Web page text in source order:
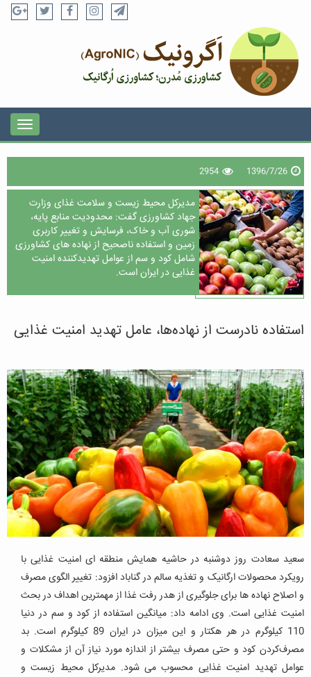
1396/7/26
2954
مدیرکل محیط زیست و سلامت غذای وزارت
جهاد کشاورزی گفت: محدودیت منابع پایه،
شوری آب و خاک، فرسایش و تغییر کاربری
زمین و استفاده ناصحیح از نهاده های کشاورزی
شامل کود و سم از عوامل تهدیدکننده امنیت
غذایی در ایران است.
استفاده نادرست از نهاده‌ها، عامل تهدید امنیت غذایی
سعید سعادت روز دوشنبه در حاشیه همایش منطقه ای امنیت غذایی با
رویکرد محصولات ارگانیک و تغذیه سالم در گناباد افزود: تغییر الگوی مصرف
و اصلاح نهاده ها برای جلوگیری از هدر رفت غذا از مهمترین اهداف در بحث
امنیت غذایی است. وی ادامه داد: میانگین استفاده از کود و سم در دنیا
110 کیلوگرم در هر هکتار و این میزان در ایران 89 کیلوگرم است. بد
مصرف‌کردن کود و حتی مصرف بیشتر از اندازه مورد نیاز آن از مشکلات و
عوامل تهدید امنیت غذایی محسوب می شود. مدیرکل محیط زیست و